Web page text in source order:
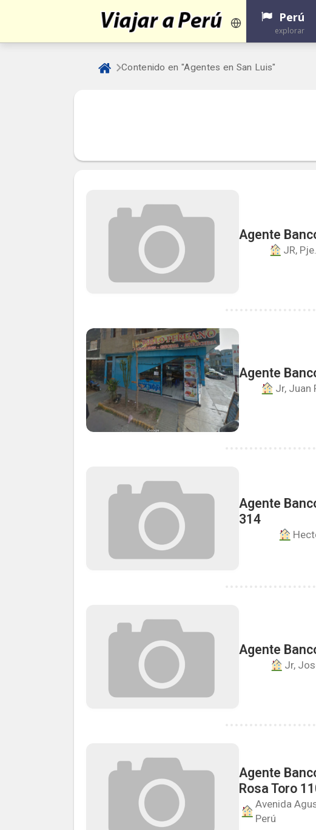
Perú
explorar
Contenido en "Agentes en San Luis"
Agente
JR,
Agente
Jr, Juan
Agente
314
Agente
Jr,
Agente
Rosa Toro
Avenida
Perú